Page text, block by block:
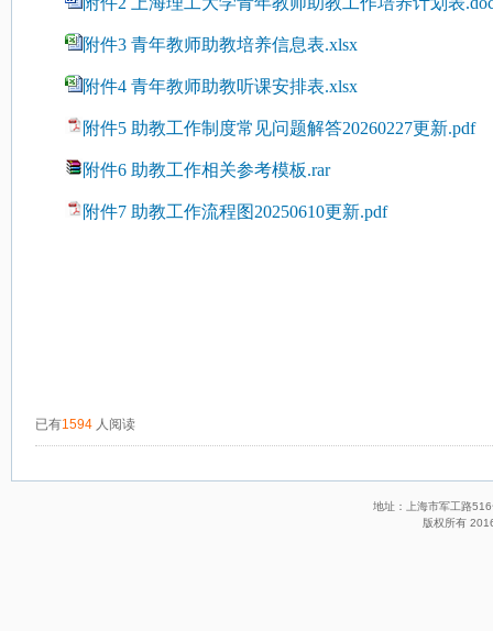
附件3 青年教师助教培养信息表.xlsx
附件4 青年教师助教听课安排表.xlsx
附件5 助教工作制度常见问题解答20260227更新.pdf
附件6 助教工作相关参考模板.rar
附件7 助教工作流程图20250610更新.pdf
已有1594 人阅读
地址：上海市军工路
版权所有